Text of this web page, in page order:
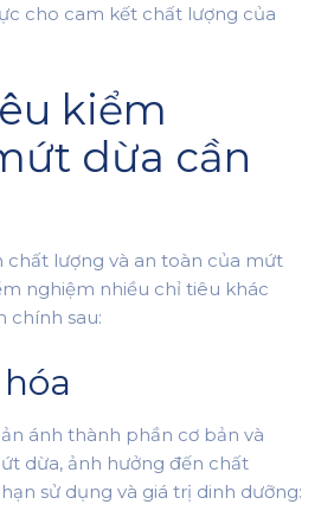
cho cam kết chất lượng của
kiểm
dừa cần
chất lượng và an toàn của mứt
nghiệm nhiều chỉ tiêu khác
chính sau:
ánh thành phần cơ bản và
dừa, ảnh hưởng đến chất
sử dụng và giá trị dinh dưỡng: